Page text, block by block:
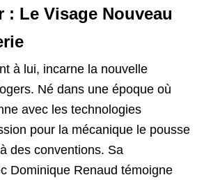
: Le Visage Nouveau
à lui, incarne la nouvelle
Né dans une époque où
avec les technologies
pour la mécanique le pousse
des conventions. Sa
Dominique Renaud témoigne